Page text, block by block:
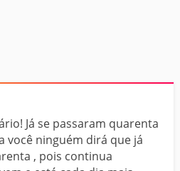
Já se passaram quarenta
você ninguém dirá que já
, pois continua